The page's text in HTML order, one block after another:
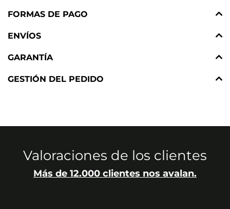
FORMAS DE PAGO
ENVÍOS
GARANTÍA
GESTIÓN DEL PEDIDO
Valoraciones de los clientes
Más de 12.000 clientes nos avalan.